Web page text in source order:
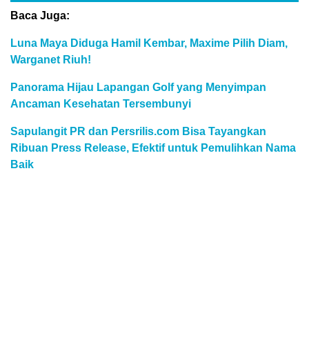
Baca Juga:
Luna Maya Diduga Hamil Kembar, Maxime Pilih Diam,
Warganet Riuh!
Panorama Hijau Lapangan Golf yang Menyimpan
Ancaman Kesehatan Tersembunyi
Sapulangit PR dan Persrilis.com Bisa Tayangkan
Ribuan Press Release, Efektif untuk Pemulihkan Nama
Baik